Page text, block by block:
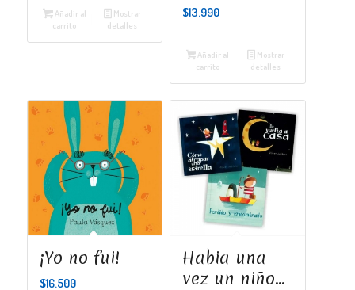
Añadir al
carrito
Mostrar
detalles
$13.990
Añadir al
carrito
Mostrar
detalles
¡Yo no fui!
$16.500
Habia una
vez un niño…